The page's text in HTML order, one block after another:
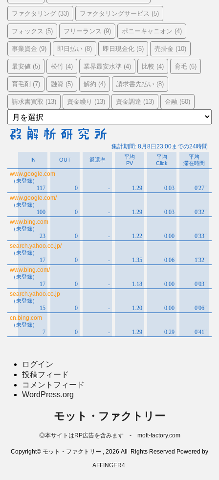
ファクタリング (33) ファクタリングサービス (5)
フォックス (5) フリーランス (9) ポニーキャニオン (4)
事業資金 (9) 即日払い (8) 即日現金化 (5) 売掛金 (10)
最安値 (5) 松竹 (4) 業界最安水準 (4) 比較 (4) 育毛 (6)
育毛剤 (7) 融資 (5) 解約 (4) 請求書先払い (8)
請求書買取 (13) 資金繰り (13) 資金調達 (13) 金融 (60)
ア
ー
カ
ログイン
投稿フィード
コメントフィード
WordPress.org
モット・ファクトリー
◎本サイトはRP広告を含みます - mott-factory.com
Copyright© モット・ファクトリー , 2026 All Rights Reserved Powered by
AFFINGER4.